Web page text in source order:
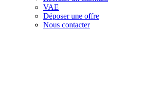
VAE
Déposer une offre
Nous contacter